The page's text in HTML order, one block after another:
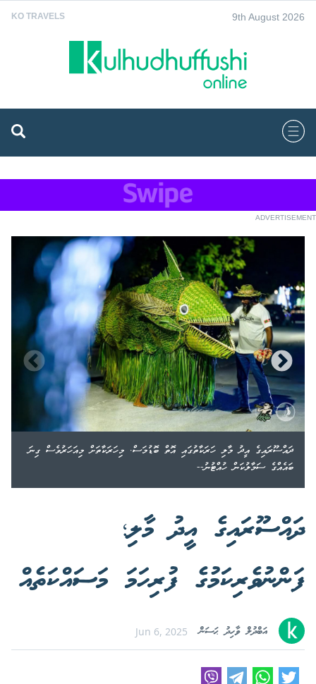
KO TRAVELS 9th August 2026
ADVERTISEMENT
ދައްސޫރައިގެ އީދު މާލި ހަރަކާތުގައި އޮތް ބޮޑުމަސް. މިހަރަކާތަށް މިއަހަރުވެސް ގިނަ
ބައެއްގެ ސަމާލުކަން ހުއްޓުނު--
ދައްސޫރައިގެ އީދު މާލި؛
ފަންނުވެރިކަމުގެ ފުރިހަމަ މަސައްކަތެއް
އަބްދުލް ވާހިދު ޙަސަން Jun 6, 2025